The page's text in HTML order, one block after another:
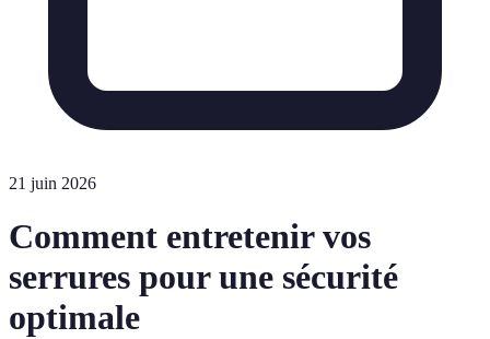
21 juin 2026
Comment entretenir vos
serrures pour une sécurité
optimale